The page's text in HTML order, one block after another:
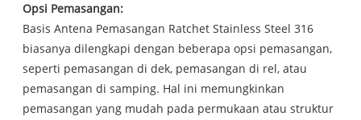
Opsi Pemasangan:
Basis Antena Pemasangan Ratchet Stainless Steel 316
biasanya dilengkapi dengan beberapa opsi pemasangan,
seperti pemasangan di dek, pemasangan di rel, atau
pemasangan di samping. Hal ini memungkinkan
pemasangan yang mudah pada permukaan atau struktur